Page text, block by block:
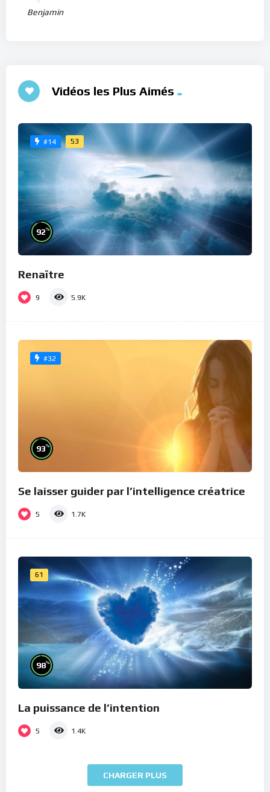
Benjamin
Vidéos les Plus Aimés
#14 53
92%
Renaître
9 5.9K
#32
93%
Se laisser guider par l’intelligence créatrice
5 1.7K
61
98%
La puissance de l’intention
5 1.4K
CHARGER PLUS